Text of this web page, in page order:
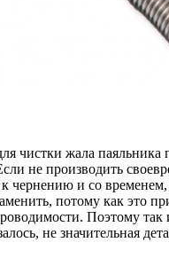
чистки жала
не производить
к чернению и со
потому как это
Поэтому так
не значительная